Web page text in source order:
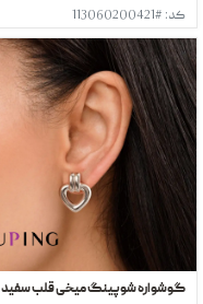
کد: #113060200421
گوشواره شوپینگ میخی قلب سفید